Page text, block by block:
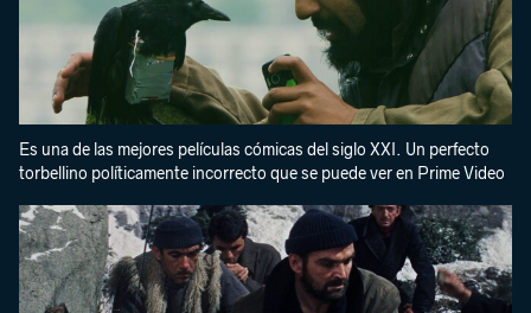
Es una de las mejores películas cómicas del siglo XXI. Un perfecto
torbellino políticamente incorrecto que se puede ver en Prime Video